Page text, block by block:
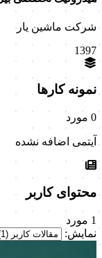
شرکت ماشین یار
1397
نمونه کارها
0 مورد
آیتمی اضافه نشده
محتوای کاربر
1 مورد
نمایش: